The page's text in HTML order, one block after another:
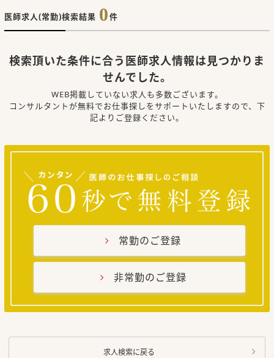
医師求人(常勤)検索結果 0件
検索頂いた条件に合う医師求人情報は見つかりま
せんでした。
WEB掲載していない求人も多数ございます。
コンサルタントが無料でお仕事探しをサポートいたしますので、下
記よりご登録ください。
常勤のご登録
非常勤のご登録
求人検索に戻る